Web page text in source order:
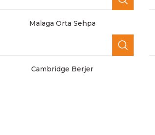
Malaga Orta Sehpa
Cambridge Berjer